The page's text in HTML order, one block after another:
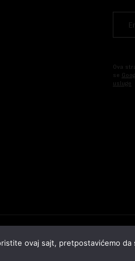
Ova
se
usluge
ovaj sajt, pretpostavićemo da